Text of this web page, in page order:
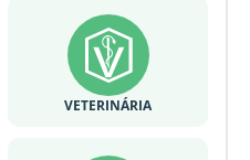
VETERINÁRIA